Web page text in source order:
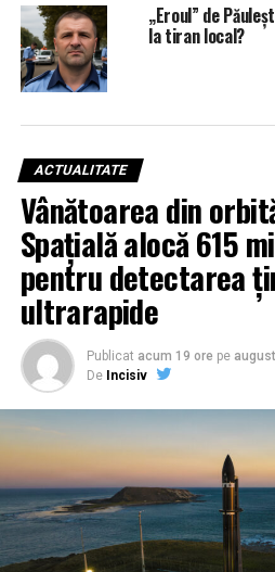
„Eroul” de
la tiran local?
ACTUALITATE
Vânătoarea din
Spațială alocă 615
pentru detectarea
ultrarapide
Publicat acum 19 ore pe
De Incisiv